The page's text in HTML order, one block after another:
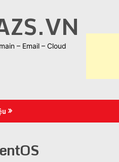
– Email – Cloud